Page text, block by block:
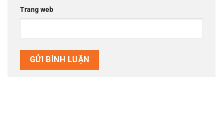
Trang web